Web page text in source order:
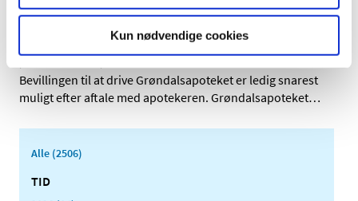
Kun nødvendige cookies
Genopslag: Ledig bevilling til
Grøndalsapoteket
Bevillingen til at drive Grøndalsapoteket er ledig snarest
muligt efter aftale med apotekeren. Grøndalsapoteket…
Alle (2506)
TID